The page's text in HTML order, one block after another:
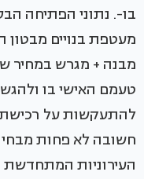
בו-. נתוני הפתיחה
מעטפת בנויים מבטון
מבנה + מגרש במחיר
טעמם האישי בו
להתעקשות על
חשובה לא פחות
העירוניות המתחדשת